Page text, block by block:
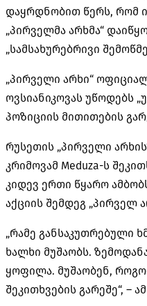
დაყრდნობით წერს, რომ
„პირველმა არხმა“
„სამსახურებრივი
„პირველი არხი“
ოვსიანიკოვას უწოდებს
პოზიციის მითითების
რუსეთის „პირველი
კრიმოვამ Meduza-ს
კიდევ ერთი წყარო
აქციის შემდეგ „პირველ
„რამე განსაკუთრებული
ხალხი მუშაობს.
ყოფილა. მუშაობენ,
შეკითხვების გარეშე“, –